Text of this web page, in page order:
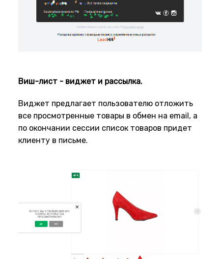
Виш-лист - виджет и рассылка.
Виджет предлагает пользователю отложить
все просмотренные товары в обмен на email, а
по окончании сессии список товаров придет
клиенту в письме.